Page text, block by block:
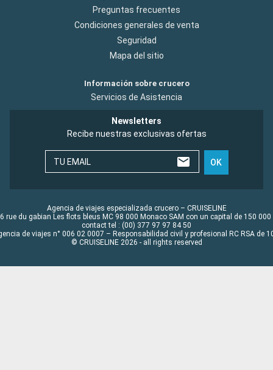
Preguntas frecuentes
Condiciones generales de venta
Seguridad
Mapa del sitio
Información sobre crucero
Servicios de Asistencia
Newsletters
Recibe nuestras exclusivas ofertas
TU EMAIL OK
Agencia de viajes especializada crucero – CRUISELINE
rue du gabian Les flots bleus MC 98 000 Monaco SAM con un capital de 150 000
contact tel : (00) 377 97 97 84 50
de viajes n° 006 02 0007 – Responsabilidad civil y profesional RC RSA de
© CRUISELINE 2026 - all rights reserved